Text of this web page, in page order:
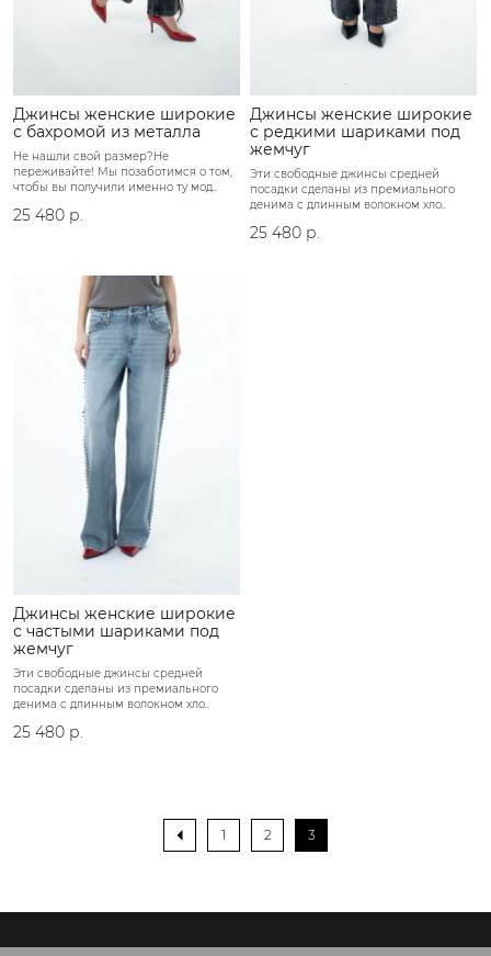
Джинсы женские широкие
с бахромой из металла
Не нашли свой размер?Не
переживайте! Мы позаботимся о том,
чтобы вы получили именно ту мод..
25 480 р.
Джинсы женские широкие
с редкими шариками под
жемчуг
Эти свободные джинсы средней
посадки сделаны из премиального
денима с длинным волокном хло..
25 480 р.
Джинсы женские широкие
с частыми шариками под
жемчуг
Эти свободные джинсы средней
посадки сделаны из премиального
денима с длинным волокном хло..
25 480 р.
1 2 3